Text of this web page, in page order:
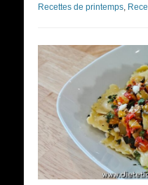
Recettes de printemps